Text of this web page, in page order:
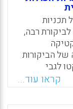
תכניות
רבה,
הביקורות
לגבי
רפלקציה בספרות מאז שנת 2005. שתי סוגיות,
העכשוויים
קראו עוד...